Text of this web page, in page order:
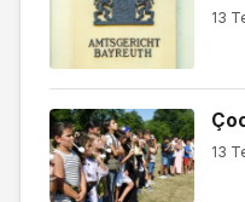
13
13